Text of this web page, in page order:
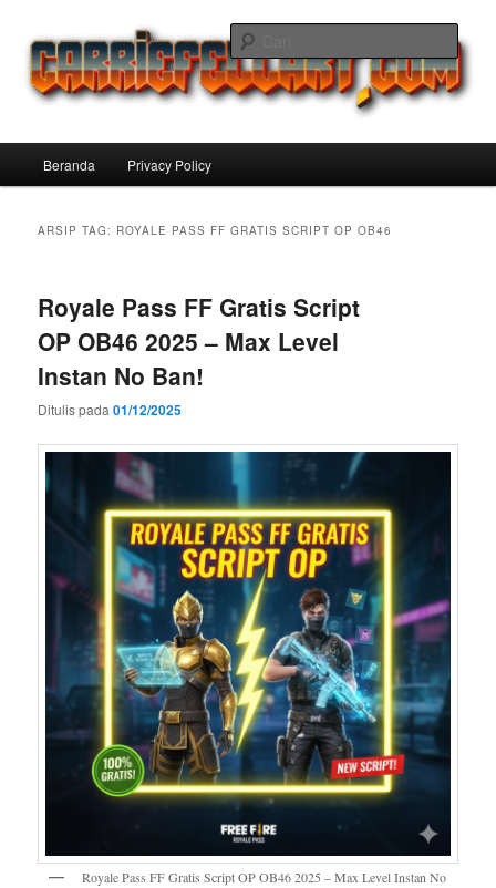
konten
utama
konten
sekunderCarriefellart Pilihan Terbaik Game
Offline Android 2025 yang Wajib
Kamu Coba
Cari
Beranda Privacy Policy
ARSIP TAG: ROYALE PASS FF GRATIS SCRIPT OP OB46
Royale Pass FF Gratis Script
OP OB46 2025 – Max Level
Instan No Ban!
Ditulis pada01/12/2025
Royale Pass FF Gratis Script OP OB46 2025 – Max Level Instan No